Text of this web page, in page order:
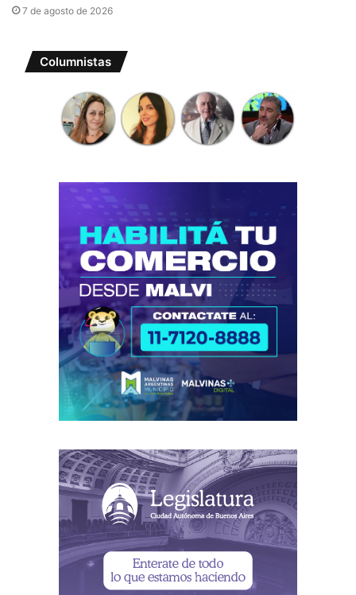
7 de agosto de 2026
Columnistas